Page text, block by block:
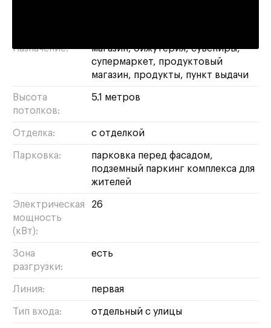
Назначение: магазин бижутерия сувениры
супермаркет
продуктовый
магазин
продукты пункт выдачи
Высота
потолков:
5.1 метров
Отделка: с отделкой
Парковка:
парковка перед фасадом,
подземный паркинг комплекса для
жителей
Электрическая
мощность
(кВт):
26
Зона
разгрузки:
есть
Линия: первая
Тип входа: отдельный с улицы